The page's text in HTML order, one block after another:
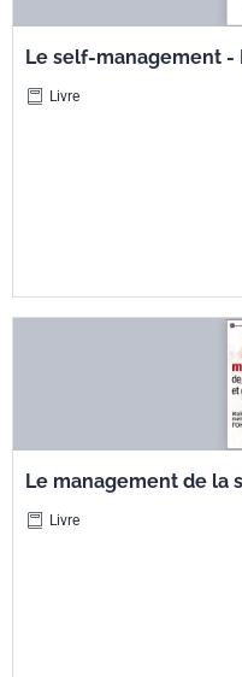
Le self-management -
travail
Livre
Le management de la
travail. Maîtriser et
18001.
Livre